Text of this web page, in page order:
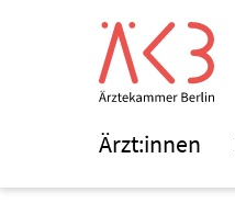
Ärzt:innen